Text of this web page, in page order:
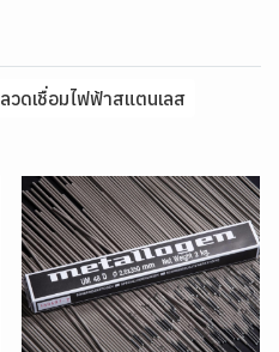
ลวดเชื่อมไฟฟ้าสแตนเลส